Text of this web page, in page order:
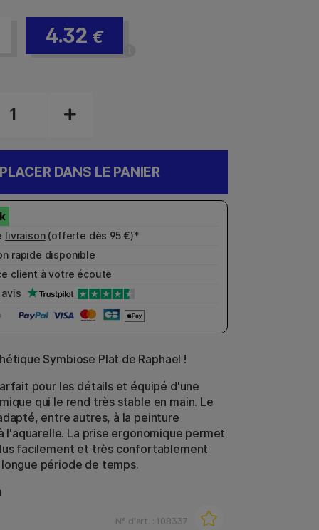
4.32 €
DANS LE PANIER
livraison(offerte dès 95 €)*
rapide disponible
client à votre écoute
Symbiose Plat de Raphael !
pour les détails et équipé d'une
qui le rend très stable en main. Le
entre autres, à la peinture
l'aquarelle. La prise ergonomique permet
facilement et très confortablement
période de temps.
N° d'art. : 108337